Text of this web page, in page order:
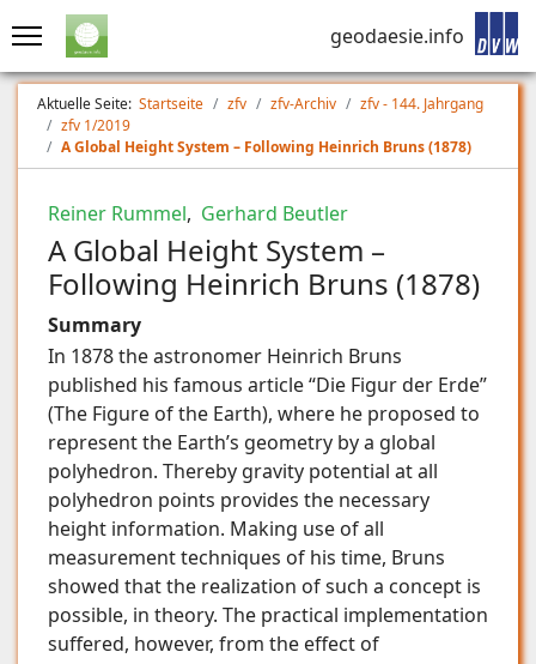
geodaesie.info
Aktuelle Seite: Startseite zfv zfv-Archiv
zfv - 144. Jahrgang
zfv 1/2019
A Global Height System – Following Heinrich Bruns (1878)
Reiner Rummel, Gerhard Beutler
A Global Height System –
Following Heinrich Bruns (1878)
Summary
In 1878 the astronomer Heinrich Bruns
published his famous article “Die Figur der Erde”
(The Figure of the Earth), where he proposed to
represent the Earth’s geometry by a global
polyhedron. Thereby gravity potential at all
polyhedron points provides the necessary
height information. Making use of all
measurement techniques of his time, Bruns
showed that the realization of such a concept is
possible, in theory. The practical implementation
suffered, however, from the effect of